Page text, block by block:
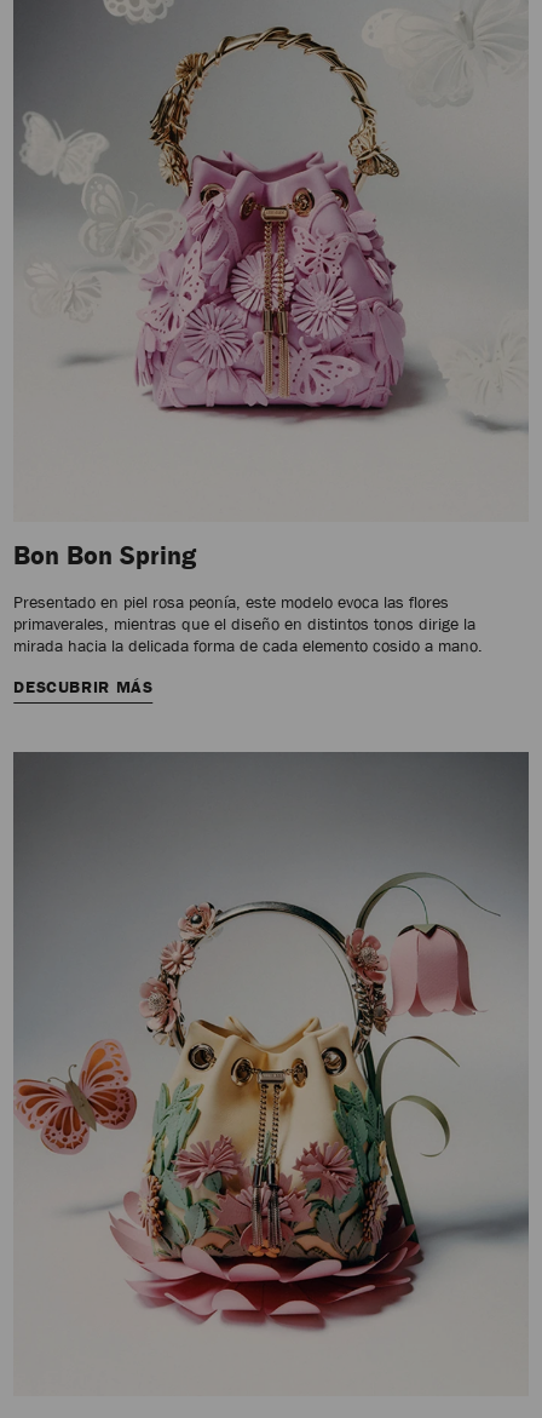
Bon Bon Spring
Presentado en piel rosa peonía, este modelo evoca las flores
primaverales, mientras que el diseño en distintos tonos dirige la
mirada hacia la delicada forma de cada elemento cosido a mano.
DESCUBRIR MÁS